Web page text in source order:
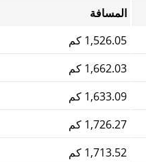
المسافة
1,526.05 كم
1,662.03 كم
1,633.09 كم
1,726.27 كم
1,713.52 كم